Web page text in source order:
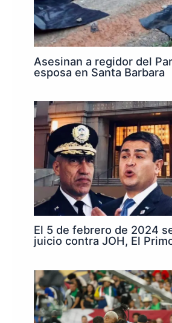
Asesinan a regidor del
esposa en Santa Barbara
El 5 de febrero de 2024
juicio contra JOH, El